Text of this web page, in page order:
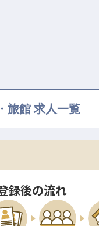
旅館 求人一覧
録後の流れ